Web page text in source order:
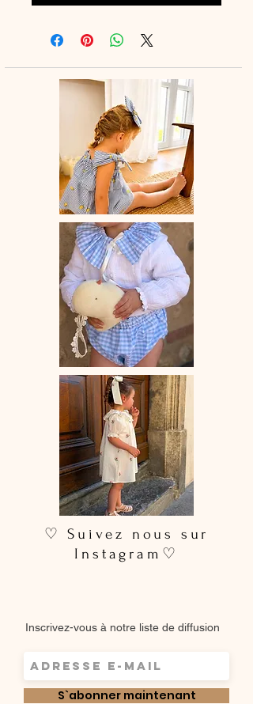
♡ Suivez nous sur
Instagram♡
Inscrivez-vous à notre liste de diffusion
S`abonner maintenant